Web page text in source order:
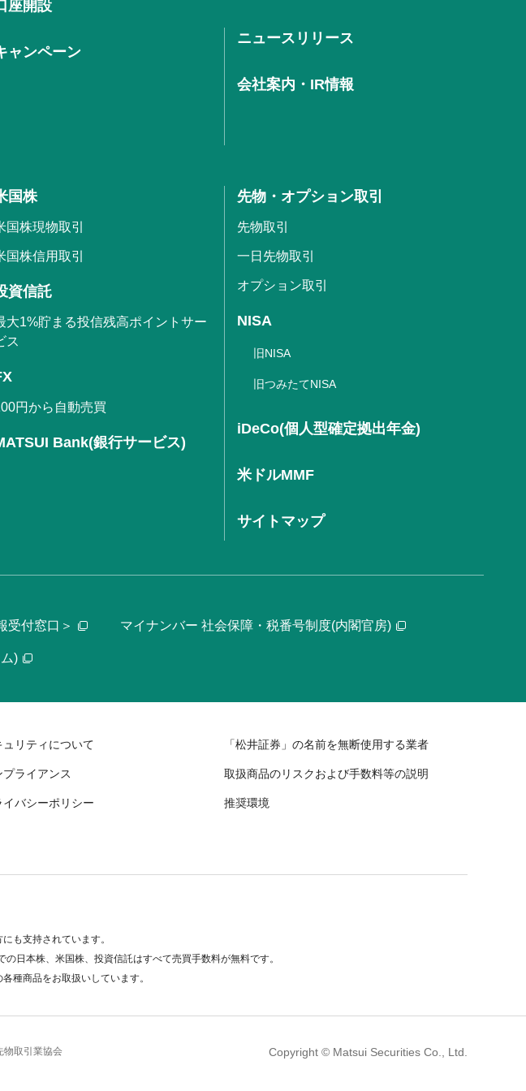
座開設
ャンペーン
ニュースリリース
会社案内・IR情報
国株
国株現物取引
国株信用取引
資信託
大1%貯まる投信残高ポイントサー
ス
円から自動売買
Bank(銀行サービス)
先物・オプション取引
先物取引
一日先物取引
オプション取引
NISA
旧NISA
旧つみたてNISA
iDeCo(個人型確定拠出年金)
米ドルMMF
サイトマップ
受付窓口＞ マイナンバー 社会保障・税番号制度(内閣官房)
)
ュリティについて 「松井証券」の名前を無断使用する業者
プライアンス 取扱商品のリスクおよび手数料等の説明
イバシーポリシー 推奨環境
も支持されています。
日本株、米国株、投資信託はすべて売買手数料が無料です。
種商品をお取扱いしています。
物取引業協会 Copyright © Matsui Securities Co., Ltd.